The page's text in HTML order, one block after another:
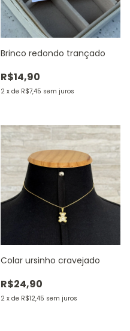
Brinco redondo trançado
R$14,90
2 x de R$7,45 sem juros
Colar ursinho cravejado
R$24,90
2 x de R$12,45 sem juros